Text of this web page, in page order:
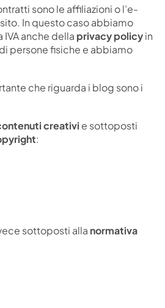
sono le affiliazioni o l’e-
In questo caso abbiamo
anche della privacy policyin
persone fisiche e abbiamo
che riguarda i blog sono i
creativi e sottoposti
:
sottoposti alla normativa